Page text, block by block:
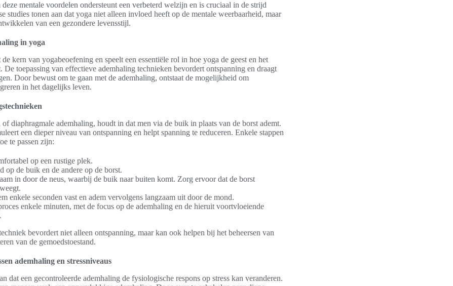
mentale voordelen ondersteunt een verbeterd welzijn en is cruciaal in de strijd
studies tonen aan dat yoga niet alleen invloed heeft op de mentale weerbaarheid, maar
van een gezondere levensstijl.
in yoga
kern van yogabeoefening en speelt een essentiële rol in hoe yoga de geest en het
De toepassing van effectieve ademhaling technieken bevordert ontspanning en draagt
Door bewust om te gaan met de ademhaling, ontstaat de mogelijkheid om
in het dagelijks leven.
diaphragmale ademhaling, houdt in dat men via de buik in plaats van de borst ademt.
een dieper niveau van ontspanning en helpt spanning te reduceren. Enkele stappen
te passen zijn:
op een rustige plek.
op de buik en de andere op de borst.
in door de neus, waarbij de buik naar buiten komt. Zorg ervoor dat de borst
enkele seconden vast en adem vervolgens langzaam uit door de mond.
enkele minuten, met de focus op de ademhaling en de hieruit voortvloeiende
bevordert niet alleen ontspanning, maar kan ook helpen bij het beheersen van
van de gemoedstoestand.
ademhaling en stressniveaus
dat een gecontroleerde ademhaling de fysiologische respons op stress kan veranderen.